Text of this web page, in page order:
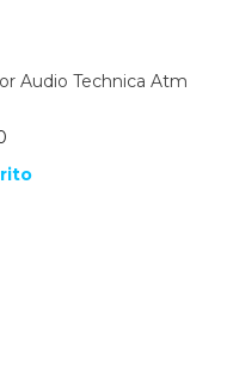
Audio Technica Atm